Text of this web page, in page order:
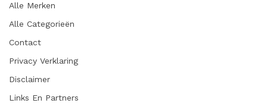
Alle Merken
Alle Categorieën
Contact
Privacy Verklaring
Disclaimer
Links En Partners